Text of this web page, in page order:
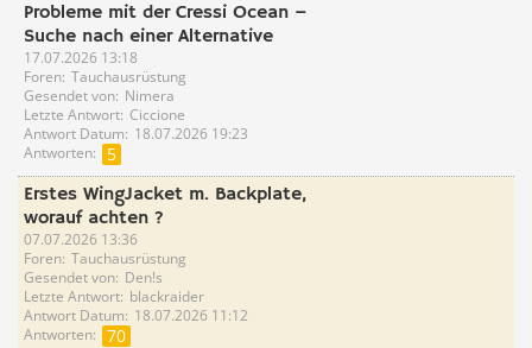
Probleme mit der Cressi Ocean –
Suche nach einer Alternative
17.07.2026 13:18
Foren Tauchausrüstung
Gesendet von Nimera
Letzte Antwort Ciccione
Antwort Datum 18.07.2026 19:23
Antworten
5
Erstes WingJacket m. Backplate,
worauf achten ?
07.07.2026 13:36
Foren Tauchausrüstung
Gesendet von Den!s
Letzte Antwort blackraider
Antwort Datum 18.07.2026 11:12
Antworten
70